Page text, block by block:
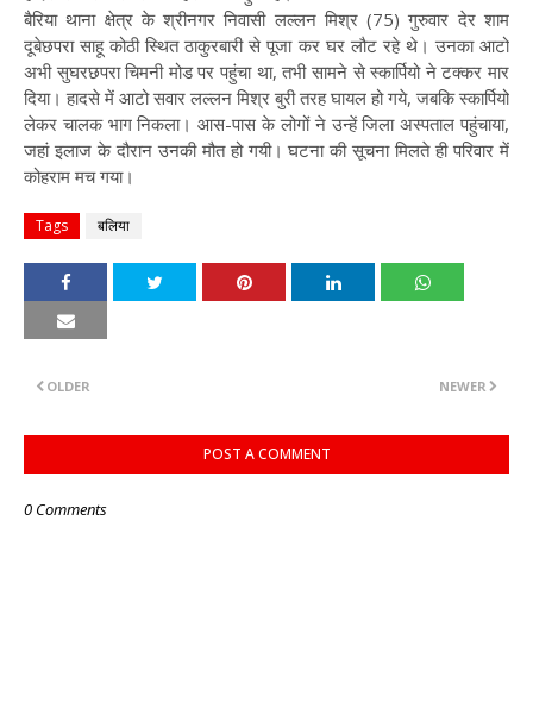
बैरिया थाना क्षेत्र के श्रीनगर निवासी लल्लन मिश्र (75) गुरुवार देर शाम
दूबेछपरा साहू कोठी स्थित ठाकुरबारी से पूजा कर घर लौट रहे थे। उनका आटो
अभी सुघरछपरा चिमनी मोड पर पहुंचा था, तभी सामने से स्कार्पियो ने टक्कर मार
दिया। हादसे में आटो सवार लल्लन मिश्र बुरी तरह घायल हो गये, जबकि स्कार्पियो
लेकर चालक भाग निकला। आस-पास के लोगों ने उन्हें जिला अस्पताल पहुंचाया,
जहां इलाज के दौरान उनकी मौत हो गयी। घटना की सूचना मिलते ही परिवार में
कोहराम मच गया।
Tags बलिया
NEWER
OLDER
POST A COMMENT
0 Comments